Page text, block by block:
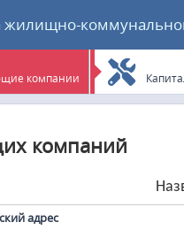
компании
компаний
адрес